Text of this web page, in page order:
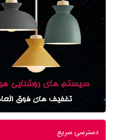
دسترسی سریع